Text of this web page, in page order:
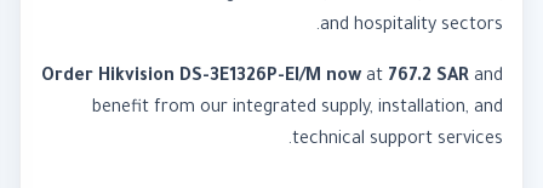
and hospitality sectors.
Order Hikvision DS-3E1326P-EI/M now at 767.2 SAR and
benefit from our integrated supply, installation, and
technical support services.